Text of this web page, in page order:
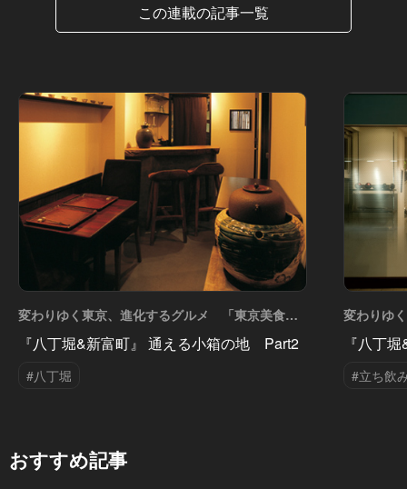
この連載の記事一覧
変わりゆく東京、進化するグルメ 「東京美食エ
リアガイド」 Vol.17
『八丁堀&新富町』 通える小箱の地 Part2
#八丁堀
変わりゆ
リアガイ
『八丁
#立ち飲
おすすめ記事